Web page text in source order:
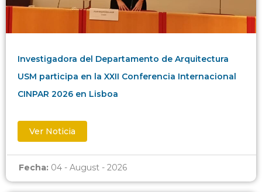
Investigadora del Departamento de Arquitectura
USM participa en la XXII Conferencia Internacional
CINPAR 2026 en Lisboa
Ver Noticia
Fecha: 04 - August - 2026